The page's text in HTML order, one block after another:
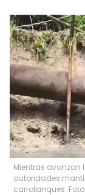
Mientras avanzan
autoridades
carrotanques.